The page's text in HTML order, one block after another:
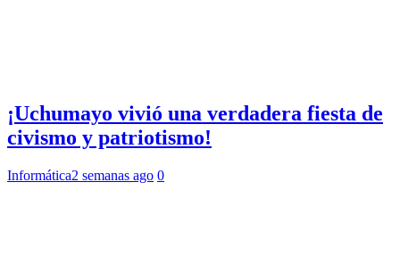
¡Uchumayo vivió una verdadera fiesta de
civismo y patriotismo!
Informática2 semanas ago 0